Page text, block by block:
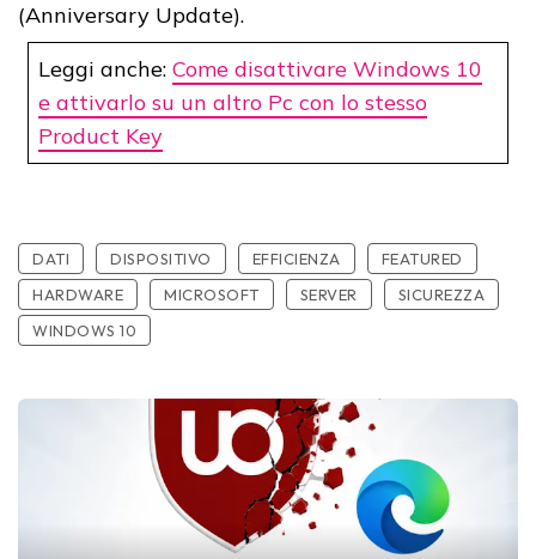
(Anniversary Update).
Leggi anche: Come disattivare Windows 10
e attivarlo su un altro Pc con lo stesso
Product Key
DATI DISPOSITIVO EFFICIENZA
FEATURED
HARDWARE
MICROSOFT SERVER
SICUREZZA
WINDOWS 10